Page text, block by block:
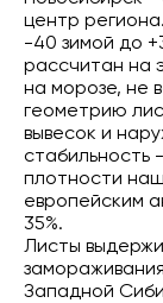
центр
-40 зимой до
рассчитан на
на морозе, не
геометрию
вывесок и
стабильность
плотности
европейским
35%.
Листы
Западной